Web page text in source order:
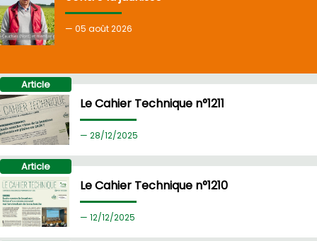
05 août 2026
Article
Le Cahier Technique n°1211
28/12/2025
Article
Le Cahier Technique n°1210
12/12/2025